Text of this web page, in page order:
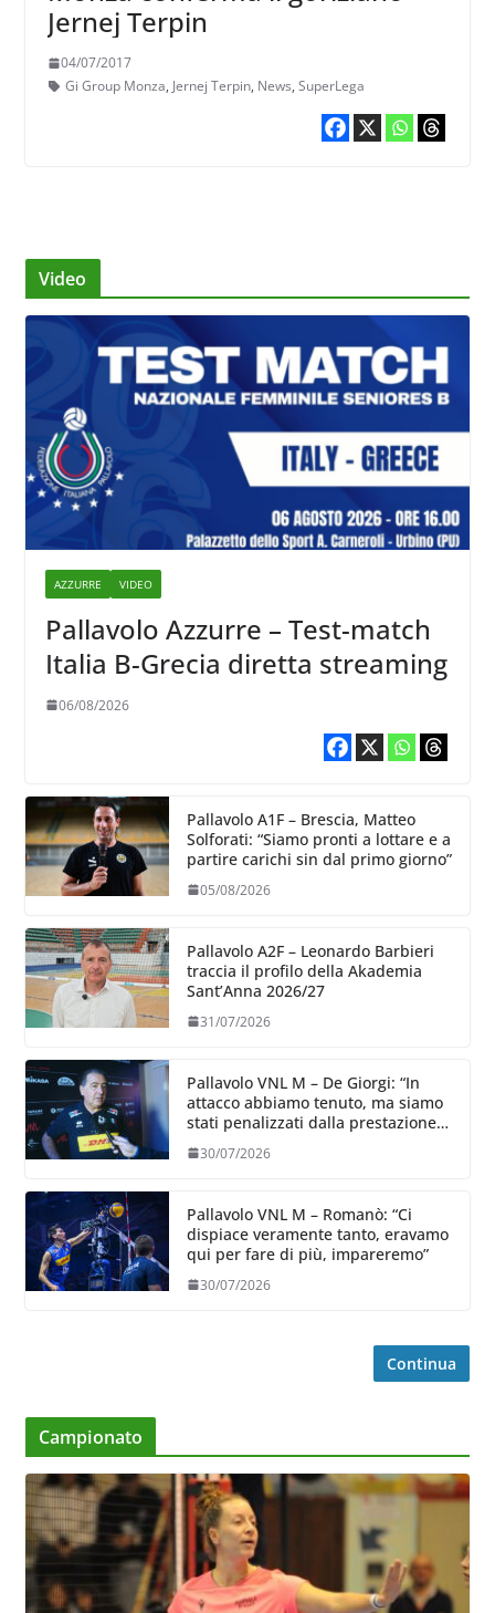
Jernej Terpin
04/07/2017
Gi Group Monza, Jernej Terpin, News, SuperLega
Video
AZZURRE VIDEO
Pallavolo Azzurre – Test-match
Italia B-Grecia diretta streaming
06/08/2026
Pallavolo A1F – Brescia, Matteo
Solforati: “Siamo pronti a lottare e a
partire carichi sin dal primo giorno”
05/08/2026
Pallavolo A2F – Leonardo Barbieri
traccia il profilo della Akademia
Sant’Anna 2026/27
31/07/2026
Pallavolo VNL M – De Giorgi: “In
attacco abbiamo tenuto, ma siamo
stati penalizzati dalla prestazione
in ricezione, è la prima volta”
30/07/2026
Pallavolo VNL M – Romanò: “Ci
dispiace veramente tanto, eravamo
qui per fare di più, impareremo”
30/07/2026
Continua
Campionato